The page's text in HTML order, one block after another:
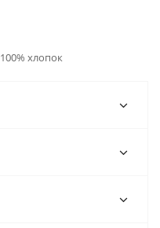
100% хлопок